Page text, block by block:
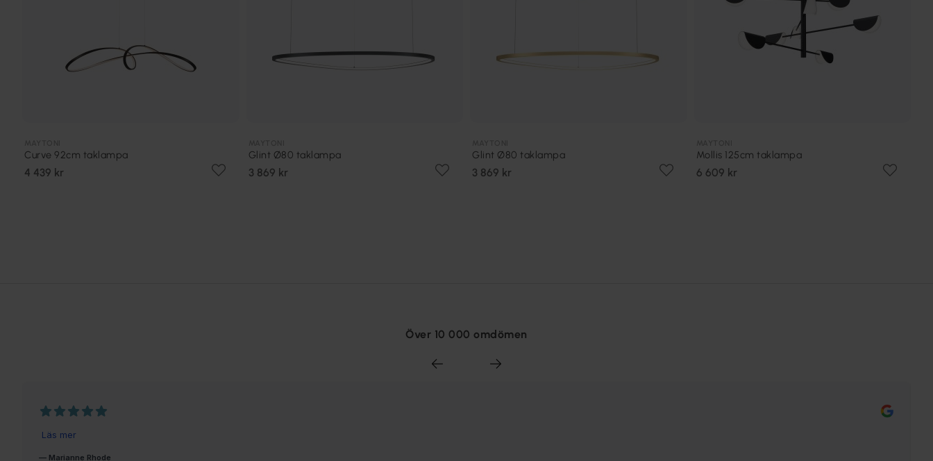
Curve 92cm taklampa
4 439 kr
Glint Ø80 taklampa
3 869 kr
Glint Ø80 taklampa
3 869 kr
Mollis 125cm taklampa
6 609 kr
Över 10 000 omdömen